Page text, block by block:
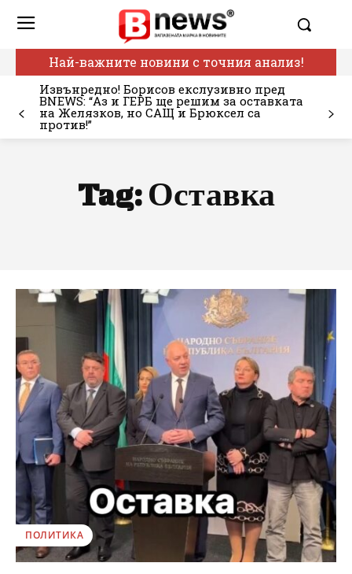
Най-важните новини с точния анализ!
Извънредно! Борисов екслузивно пред
BNEWS: “Аз и ГЕРБ ще решим за оставката
на Желязков, но САЩ и Брюксел са
против!”
Tag: Оставка
ПОЛИТИКА